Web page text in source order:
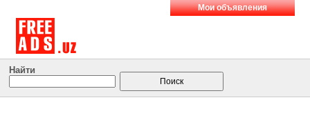
Мои объявления
Найти